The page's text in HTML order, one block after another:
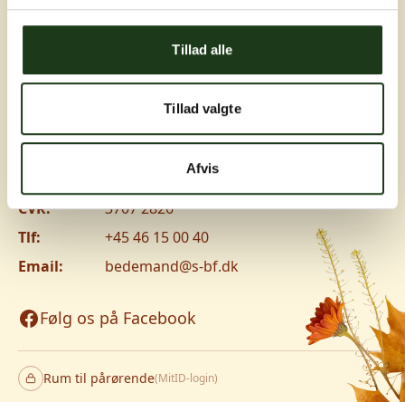
Tillad alle
Tillad valgte
Afvis
Jyllingevej 8, 2720 Vanløse
CVR:
3707 2826
Tlf:
+45 46 15 00 40
Email:
bedemand@s-bf.dk
Følg os på Facebook
Rum til pårørende(MitID-login)